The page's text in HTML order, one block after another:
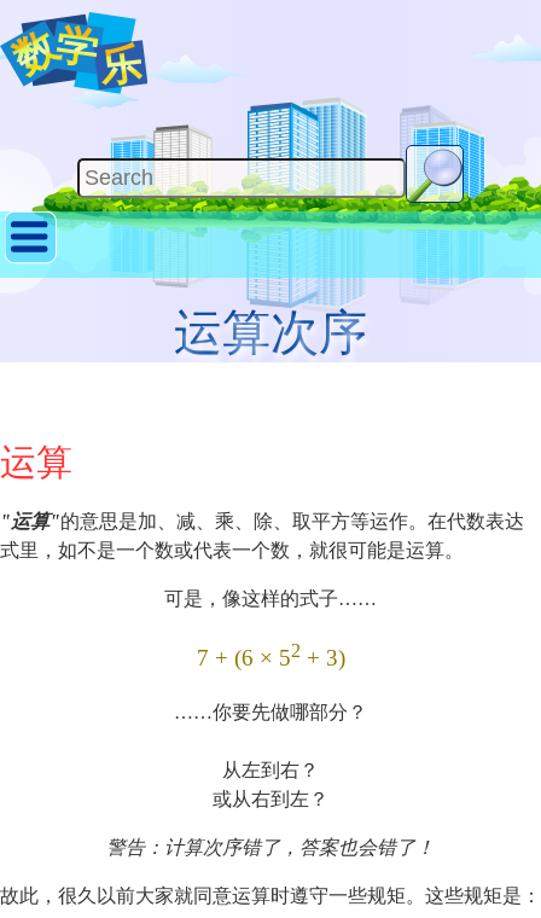
运算次序
运算
"运算"的意思是加、减、乘、除、取平方等运作。在代数表达
式里，如不是一个数或代表一个数，就很可能是运算。
可是，像这样的式子……
7 + (6 × 52+ 3)
……你要先做哪部分？
从左到右？
或从右到左？
警告：计算次序错了，答案也会错了！
故此，很久以前大家就同意运算时遵守一些规矩。这些规矩是：